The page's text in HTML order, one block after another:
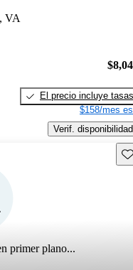
VA
El precio incluye tasas
$158/mes
Verif. disponibilidad
primer plano...